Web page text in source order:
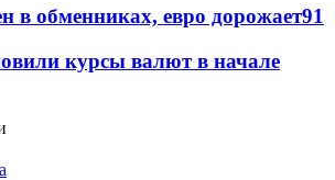
в обменниках, евро дорожает91
курсы валют в начале